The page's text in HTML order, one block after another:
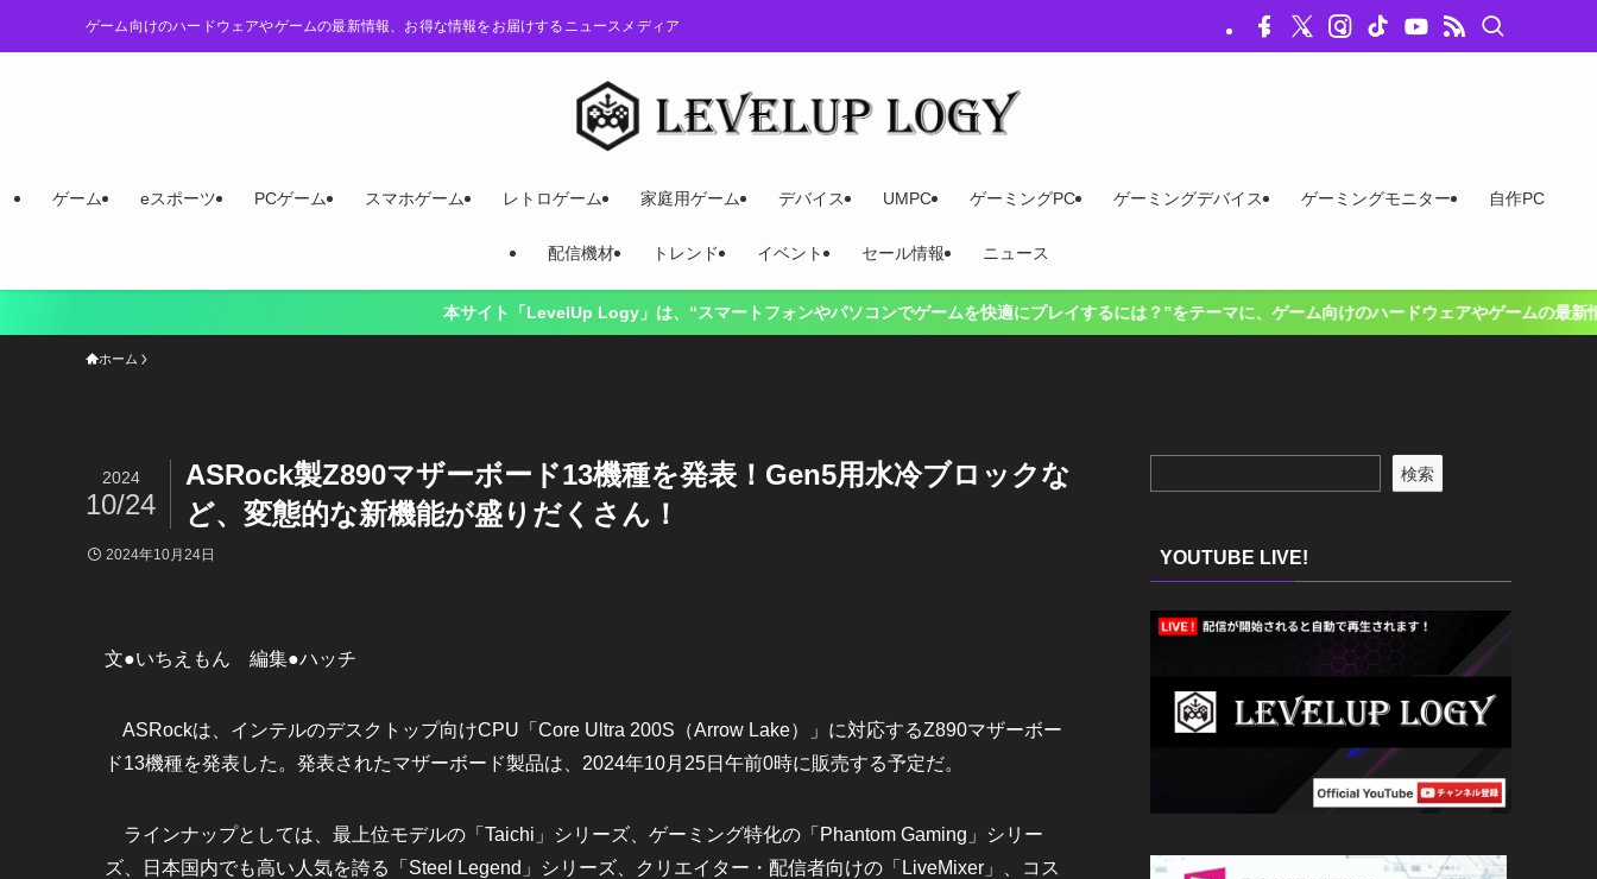
ゲーム向けのハードウェアやゲームの最新情報、お得な情報をお届けするニュースメディア
ゲーム eスポーツ PCゲーム スマホゲーム レトロゲーム 家庭用ゲーム デバイス UMPC ゲーミングPC ゲーミングデバイス ゲーミングモニター 自作PC
配信機材 トレンド イベント セール情報 ニュース
本サイト「LevelUp Logy」は、“スマートフォンやパソコンでゲームを快適にプレイするには？”をテーマに、ゲーム向けのハードウェアやゲームの最新情報、お得な情報をお届けするニュー
ホーム
ASRock製Z890マザーボード13機種を発表！Gen5用水冷ブロックな
ど、変態的な新機能が盛りだくさん！
2024
10/24
2024年10月24日
文●いちえもん 編集●ハッチ
ASRockは、インテルのデスクトップ向けCPU「Core Ultra 200S（Arrow Lake）」に対応するZ890マザーボー
ド13機種を発表した。発表されたマザーボード製品は、2024年10月25日午前0時に販売する予定だ。
ラインナップとしては、最上位モデルの「Taichi」シリーズ、ゲーミング特化の「Phantom Gaming」シリー
ズ、日本国内でも高い人気を誇る「Steel Legend」シリーズ、クリエイター・配信者向けの「LiveMixer」、コス
検索
YOUTUBE LIVE!